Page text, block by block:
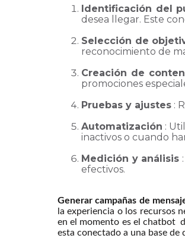
Identificación del
desea llegar. Este
Selección de
reconocimiento de
Creación de
promociones
Pruebas y ajustes :
Automatización :
inactivos o cuando
Medición y análisis
efectivos.
Generar campañas de
la experiencia o los recursos
en el momento es el chatbot
esta conectado a una base